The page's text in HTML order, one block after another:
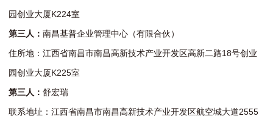
园创业大厦K224室
第三人： 南昌基普企业管理中心（有限合伙）
住所地：江西省南昌市南昌高新技术产业开发区高新二路18号创业
园创业大厦K225室
第三人： 舒宏瑞
联系地址：江西省南昌市南昌高新技术产业开发区航空城大道2555